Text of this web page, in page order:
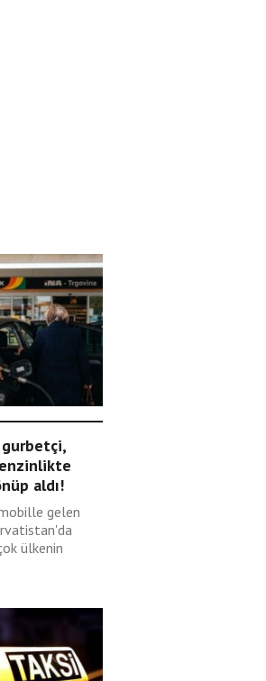
gurbetçi,
aldı!
gelen
ülkenin